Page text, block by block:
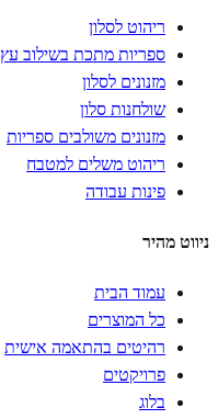
ריהוט לסלון
ספריות מתכת בשילוב עץ
מזנונים לסלון
שולחנות סלון
מזנונים משולבים ספריות
ריהוט משלים למטבח
פינות עבודה
ניווט מהיר
עמוד הבית
כל המוצרים
רהיטים בהתאמה אישית
פרויקטים
בלוג